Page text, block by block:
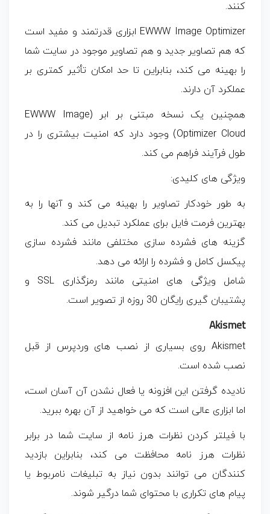
کنند.
EWWW Image Optimizer ابزاری قدرتمند و مفید است
که هم تصاویر جدید و هم تصاویر موجود در سایت شما
را بهینه می‌ کند، بنابراین تا حد امکان تأثیر کمتری بر
عملکرد آن دارند.
همچنین یک نسخه مبتنی بر ابر (EWWW Image
Optimizer Cloud) وجود دارد که امنیت بیشتری را در
طول فرآیند فراهم می کند.
ویژگی های کلیدی:
به طور خودکار تصاویر را بهینه می کند و آنها را به
بهترین فرمت فایل برای عملکرد تبدیل می کند.
گزینه های فشرده سازی مختلفی مانند فشرده سازی
پیکسل کامل و فشرده را ارائه می دهد.
شامل ویژگی های امنیتی مانند رمزگذاری SSL و
پشتیبان گیری رایگان 30 روزه از تصویر است.
Akismet
Akismet روی بسیاری از نصب های وردپرس از قبل
نصب شده است.
نادیده گرفتن این افزونه یا فعال نشدن آن آسان است،
اما ابزاری عالی است که می‌ خواهید از آن بهره ببرید.
با فیلتر کردن نظرات هرز نامه از سایت شما در برابر
نظرات هرز نامه محافظت می کند، بنابراین بازدید
کنندگان می توانند بدون نیاز به تبلیغات نامربوط یا
پیام های تکراری با محتوای شما درگیر شوند.